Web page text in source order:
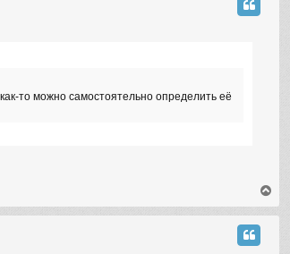
то можно самостоятельно определить её
o
p